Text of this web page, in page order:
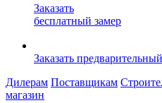
Заказать
бесплатный замер
Заказать
Дилерам Поставщикам
магазин